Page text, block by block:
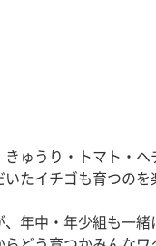
ゅうり・トマト・ヘ
たイチゴも育つの
年中・年少組も一緒